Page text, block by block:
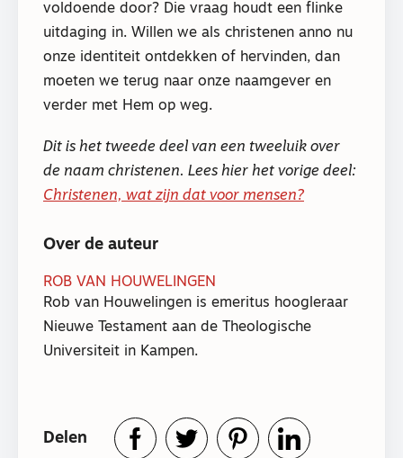
voldoende door? Die vraag houdt een flinke
uitdaging in. Willen we als christenen anno nu
onze identiteit ontdekken of hervinden, dan
moeten we terug naar onze naamgever en
verder met Hem op weg.
Dit is het tweede deel van een tweeluik over
de naam christenen. Lees hier het vorige deel:
Christenen, wat zijn dat voor mensen?
Over de auteur
ROB VAN HOUWELINGEN
Rob van Houwelingen is emeritus hoogleraar
Nieuwe Testament aan de Theologische
Universiteit in Kampen.
Delen